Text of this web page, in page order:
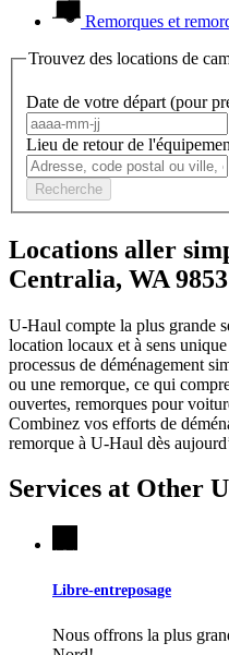
Remorques et
Trouvez des locations de
Date de votre départ (pour
Lieu de retour de
Recherche
Locations aller
Centralia, WA
U-Haul compte la plus grande
location locaux et à sens
processus de déménagement
ou une remorque, ce qui
ouvertes, remorques pour
Combinez vos efforts de
remorque à U-Haul dès
Services at Other
Libre-entreposage
Nous offrons la plus